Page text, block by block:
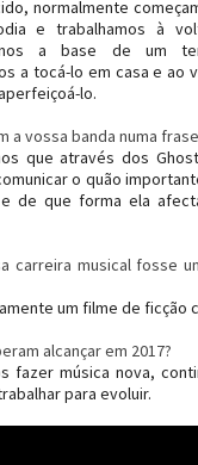
normalmente
e trabalhamos à
a base de um
a tocá-lo em casa e ao
lo.
a vossa banda numa
que através dos
o quão
de que forma ela
carreira musical fosse
um filme de ficção
alcançar em 2017?
fazer música nova,
para evoluir.